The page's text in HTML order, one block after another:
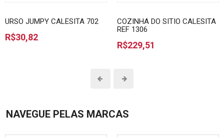
URSO JUMPY CALESITA 702
R$30,82
COZINHA DO SITIO CALESITA
REF 1306
R$229,51
NAVEGUE PELAS MARCAS